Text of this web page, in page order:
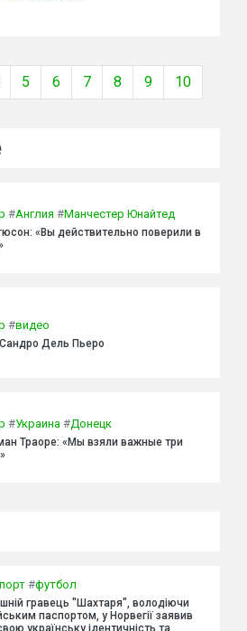
5 6 7 8 9 10
#Англия #Манчестер Юнайтед
«Вы действительно поверили в
#видео
Дель Пьеро
#Украина #Донецк
Траоре: «Мы взяли важные три
#футбол
гравець "Шахтаря", володіючи
паспортом, у Норвегії заявив
українську ідентичність та